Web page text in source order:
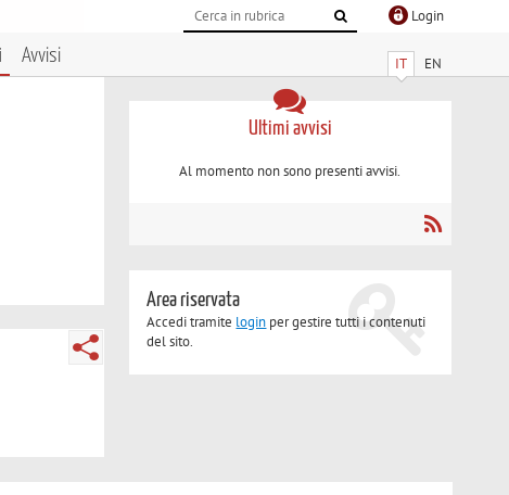
Login
IT EN
Avvisi
Ultimi avvisi
Al momento non sono presenti avvisi.
Area riservata
Accedi tramite login per gestire tutti i contenuti
del sito.